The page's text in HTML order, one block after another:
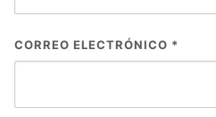
CORREO ELECTRÓNICO *